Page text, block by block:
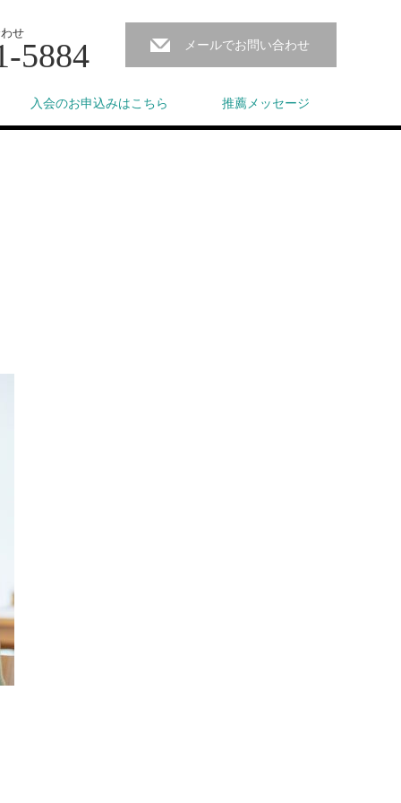
せ
5884 メールでお問い合わせ
入会のお申込みはこちら 推薦メッセージ